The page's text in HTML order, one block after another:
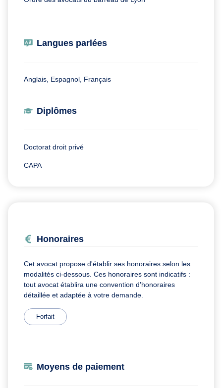
Langues parlées
Anglais, Espagnol, Français
Diplômes
Doctorat droit privé
CAPA
Honoraires
Cet avocat propose d'établir ses honoraires selon les
modalités ci-dessous. Ces honoraires sont indicatifs :
tout avocat établira une convention d'honoraires
détaillée et adaptée à votre demande.
Forfait
Moyens de paiement